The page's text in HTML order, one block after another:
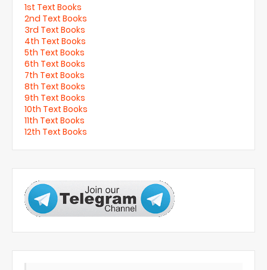
1st Text Books
2nd Text Books
3rd Text Books
4th Text Books
5th Text Books
6th Text Books
7th Text Books
8th Text Books
9th Text Books
10th Text Books
11th Text Books
12th Text Books